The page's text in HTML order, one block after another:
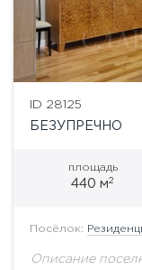
ID 28125
БЕЗУПРЕЧНО
площадь
440 м2
Посёлок:
Описание